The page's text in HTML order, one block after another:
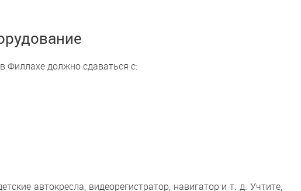
Филлахе должно сдаваться с:
автокресла, видеорегистратор, навигатор и т. д. Учтите,